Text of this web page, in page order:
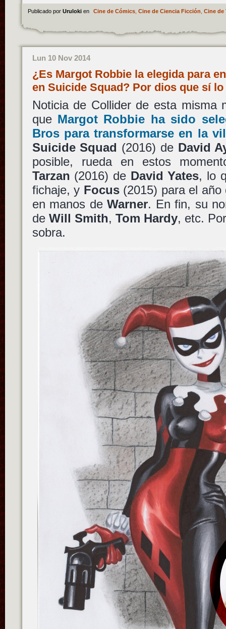
Publicado por Uruloki en Cine de Cómics, Cine de Ciencia Ficción Cine de
Lun 10 Nov 2014
¿Es Margot Robbie la elegida para
en Suicide Squad? Por dios que sí
Noticia de Collider de esta misma
que Margot Robbie ha sido
Brospara transformarse en la
Suicide Squad (2016) de David
posible, rueda en estos
Tarzan (2016) de David Yates, lo
fichaje, y Focus(2015) para el año
en manos deWarner. En fin, su
de Will Smith, Tom Hardy, etc.
sobra.